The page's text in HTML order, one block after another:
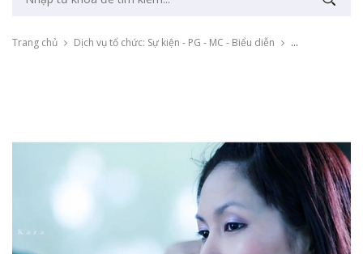
Trang chủ Dịch vụ tổ chức: Sự kiện - PG - MC - Biểu diễn Promotion Girl: